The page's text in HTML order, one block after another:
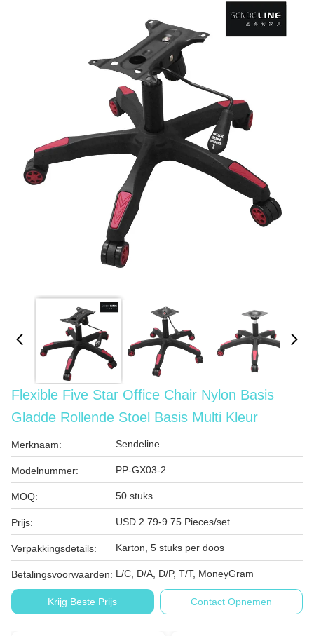
Flexible Five Star Office Chair Nylon Basis
Gladde Rollende Stoel Basis Multi Kleur
Merknaam: Sendeline
Modelnummer: PP-GX03-2
MOQ: 50 stuks
Prijs: USD 2.79-9.75 Pieces/set
Verpakkingsdetails: Karton, 5 stuks per doos
Betalingsvoorwaarden: L/C, D/A, D/P, T/T, MoneyGram
Krijg Beste Prijs Contact Opnemen